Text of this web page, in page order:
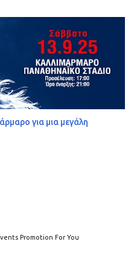
για μια μεγάλη
Promotion For You